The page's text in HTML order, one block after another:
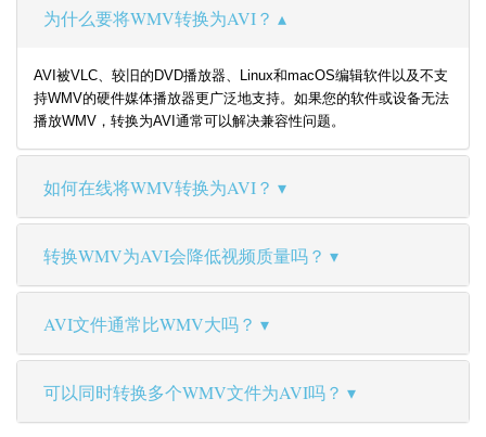
为什么要将WMV转换为AVI？
AVI被VLC、较旧的DVD播放器、Linux和macOS编辑软件以及不支
持WMV的硬件媒体播放器更广泛地支持。如果您的软件或设备无法
播放WMV，转换为AVI通常可以解决兼容性问题。
如何在线将WMV转换为AVI？
转换WMV为AVI会降低视频质量吗？
AVI文件通常比WMV大吗？
可以同时转换多个WMV文件为AVI吗？